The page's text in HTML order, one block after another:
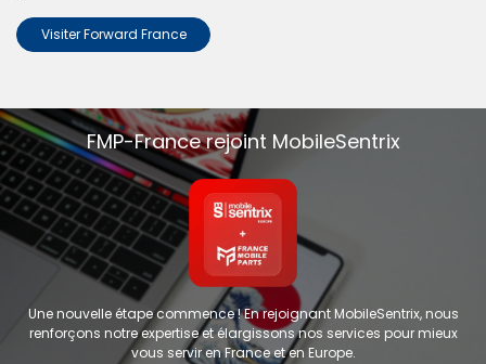
Visiter Forward France
FMP-France rejoint MobileSentrix
Une nouvelle étape commence ! En rejoignant MobileSentrix, nous
renforçons notre expertise et élargissons nos services pour mieux
vous servir en France et en Europe.